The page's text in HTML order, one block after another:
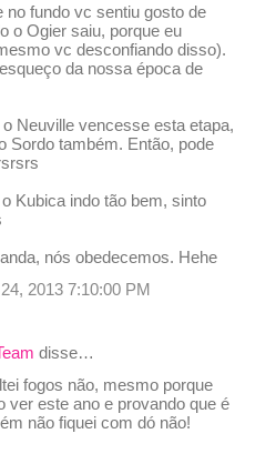
no fundo vc sentiu gosto de
o Ogier saiu, porque eu
vc desconfiando disso).
da nossa época de
Neuville vencesse esta etapa,
Sordo também. Então, pode
Kubica indo tão bem, sinto
nós obedecemos. Hehe
2013 7:10:00 PM
disse…
fogos não, mesmo porque
ver este ano e provando que é
não fiquei com dó não!